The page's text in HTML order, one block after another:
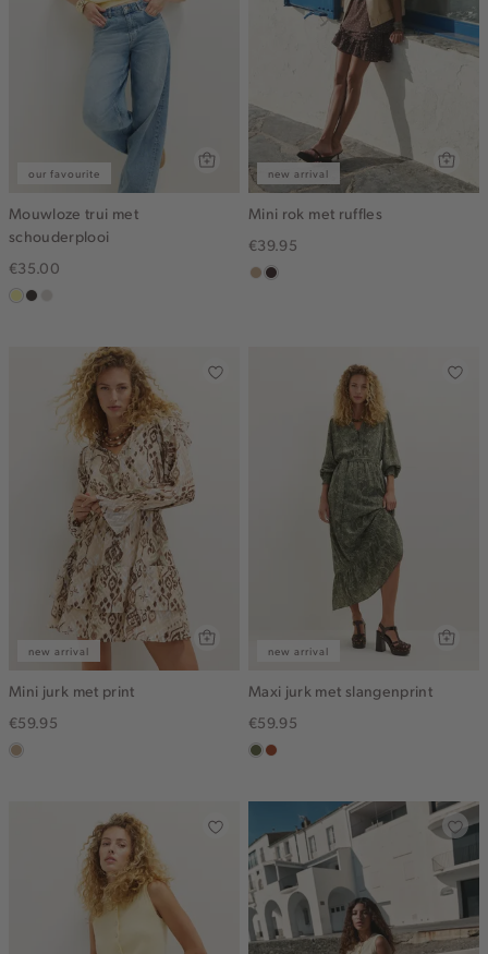
our favourite
Mouwloze trui met
schouderplooi
€35.00
lichtgeel
choco
new arrival
Mini rok met ruffles
€39.95
zandchoco,
new arrival
Mini jurk met print
€59.95
zand
new arrival
Maxi jurk met slangenprint
€59.95
groen,
bruin